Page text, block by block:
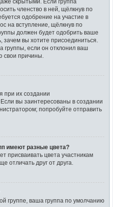
членство в ней, щёлкнув по
одобрение на участие в
на вступление, щёлкнув по
должен будет одобрить ваше
зачем вы хотите присоединиться.
группы, если он отклонил ваш
свои причины.
при их создании
вы заинтересованы в создании
попробуйте отправить
имеют разные цвета?
присваивать цвета участникам
отличать друг от друга.
группе, ваша группа по умолчанию